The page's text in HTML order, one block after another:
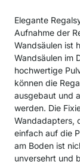
Elegante
Aufnahme der
Wandsäulen ist
Wandsäulen im
hochwertige
können die
ausgebaut und
werden. Die
Wandadapters,
einfach auf die
am Boden ist
unversehrt und